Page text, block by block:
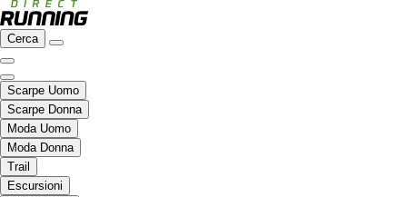
Cerca
Scarpe Uomo
Scarpe Donna
Moda Uomo
Moda Donna
Trail
Escursioni